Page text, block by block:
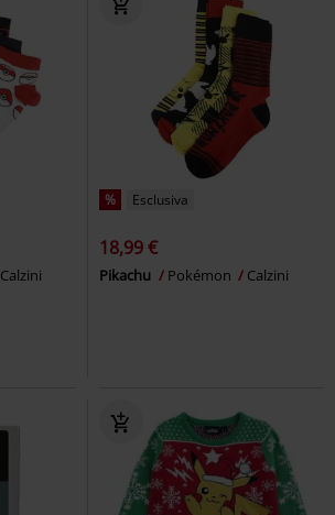
Calzini
% Esclusiva
18,99 €
Pikachu Pokémon Calzini